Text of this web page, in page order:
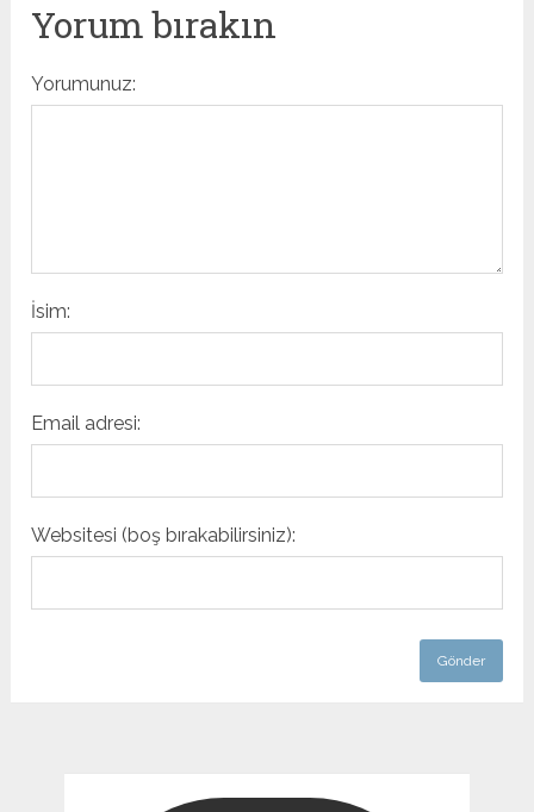
Yorum bırakın
Yorumunuz:
İsim:
Email adresi:
Websitesi (boş bırakabilirsiniz):